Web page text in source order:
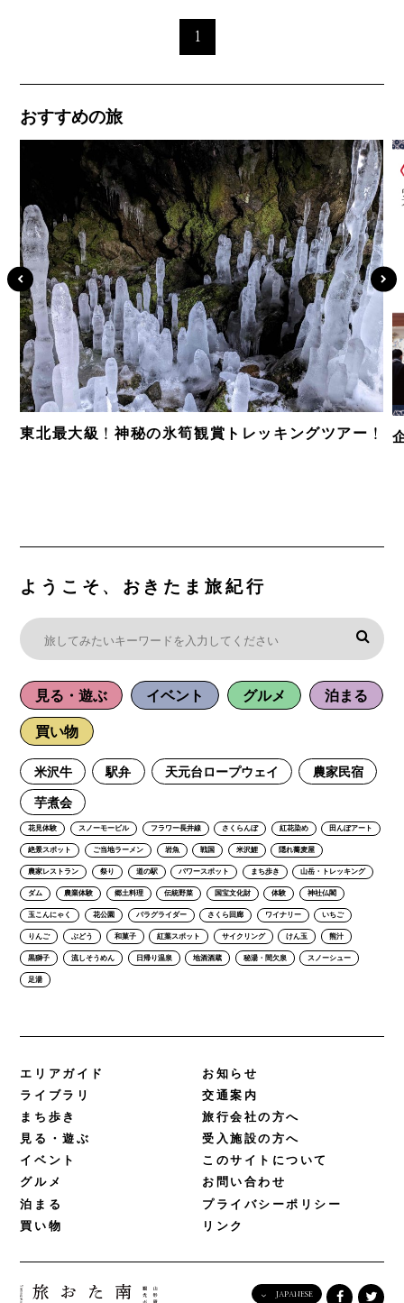
1
おすすめの旅
東北最大級！神秘の氷筍観賞トレッキングツアー！
ようこそ、おきたま旅紀行
見る・遊ぶ イベント グルメ 泊まる
買い物
米沢牛 駅弁 天元台ロープウェイ 農家民宿
芋煮会
花見体験 スノーモービル フラワー長井線 さくらんぼ 紅花染め 田んぼアート
絶景スポット ご当地ラーメン 岩魚 戦国 米沢鯉 隠れ蕎麦屋
農家レストラン 祭り 道の駅 パワースポット まち歩き 山岳・トレッキング
ダム 農業体験 郷土料理 伝統野菜 国宝文化財 体験 神社仏閣
玉こんにゃく 花公園 パラグライダー さくら回廊 ワイナリー いちご
りんご ぶどう 和菓子 紅葉スポット サイクリング けん玉 熊汁
黒獅子 流しそうめん 日帰り温泉 地酒酒蔵 秘湯・間欠泉 スノーシュー
足湯
エリアガイド
ライブラリ
まち歩き
見る・遊ぶ
イベント
グルメ
泊まる
買い物
お知らせ
交通案内
旅行会社の方へ
受入施設の方へ
このサイトについて
お問い合わせ
プライバシーポリシー
リンク
JAPANESE